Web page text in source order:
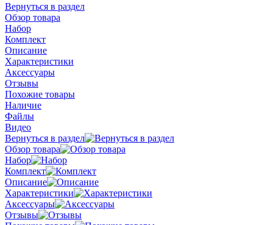
Вернуться в раздел
Обзор товара
Набор
Комплект
Описание
Характеристики
Аксессуары
Отзывы
Похожие товары
Наличие
Файлы
Видео
Вернуться в раздел
Обзор товара
Набор
Комплект
Описание
Характеристики
Аксессуары
Отзывы